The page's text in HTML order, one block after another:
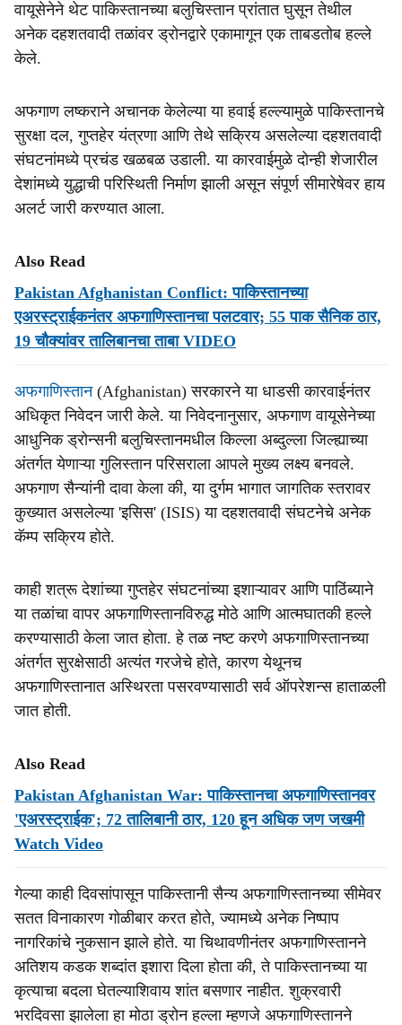
वायूसेनेने थेट पाकिस्तानच्या बलुचिस्तान प्रांतात घुसून तेथील
अनेक दहशतवादी तळांवर ड्रोनद्वारे एकामागून एक ताबडतोब हल्ले
केले.
अफगाण लष्कराने अचानक केलेल्या या हवाई हल्ल्यामुळे पाकिस्तानचे
सुरक्षा दल, गुप्तहेर यंत्रणा आणि तेथे सक्रिय असलेल्या दहशतवादी
संघटनांमध्ये प्रचंड खळबळ उडाली. या कारवाईमुळे दोन्ही शेजारील
देशांमध्ये युद्धाची परिस्थिती निर्माण झाली असून संपूर्ण सीमारेषेवर हाय
अलर्ट जारी करण्यात आला.
Also Read
Pakistan Afghanistan Conflict: पाकिस्तानच्या
एअरस्ट्राईकनंतर अफगाणिस्तानचा पलटवार; 55 पाक सैनिक ठार,
19 चौक्यांवर तालिबानचा ताबा VIDEO
अफगाणिस्तान(Afghanistan) सरकारने या धाडसी कारवाईनंतर
अधिकृत निवेदन जारी केले. या निवेदनानुसार, अफगाण वायूसेनेच्या
आधुनिक ड्रोन्सनी बलुचिस्तानमधील किल्ला अब्दुल्ला जिल्ह्याच्या
अंतर्गत येणाऱ्या गुलिस्तान परिसराला आपले मुख्य लक्ष्य बनवले.
अफगाण सैन्यांनी दावा केला की, या दुर्गम भागात जागतिक स्तरावर
कुख्यात असलेल्या 'इसिस' (ISIS) या दहशतवादी संघटनेचे अनेक
कॅम्प सक्रिय होते.
काही शत्रू देशांच्या गुप्तहेर संघटनांच्या इशाऱ्यावर आणि पाठिंब्याने
या तळांचा वापर अफगाणिस्तानविरुद्ध मोठे आणि आत्मघातकी हल्ले
करण्यासाठी केला जात होता. हे तळ नष्ट करणे अफगाणिस्तानच्या
अंतर्गत सुरक्षेसाठी अत्यंत गरजेचे होते, कारण येथूनच
अफगाणिस्तानात अस्थिरता पसरवण्यासाठी सर्व ऑपरेशन्स हाताळली
जात होती.
Also Read
Pakistan Afghanistan War: पाकिस्तानचा अफगाणिस्तानवर
'एअरस्ट्राईक'; 72 तालिबानी ठार, 120 हून अधिक जण जखमी
Watch Video
गेल्या काही दिवसांपासून पाकिस्तानी सैन्य अफगाणिस्तानच्या सीमेवर
सतत विनाकारण गोळीबार करत होते, ज्यामध्ये अनेक निष्पाप
नागरिकांचे नुकसान झाले होते. या चिथावणीनंतर अफगाणिस्तानने
अतिशय कडक शब्दांत इशारा दिला होता की, ते पाकिस्तानच्या या
कृत्याचा बदला घेतल्याशिवाय शांत बसणार नाहीत. शुक्रवारी
भरदिवसा झालेला हा मोठा ड्रोन हल्ला म्हणजे अफगाणिस्तानने